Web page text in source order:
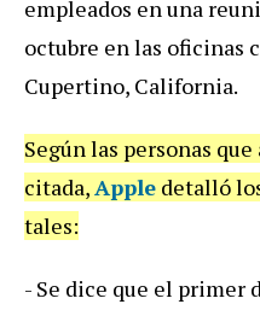
empleados en una
octubre en las oficinas
Cupertino, California.
Según las personas
citada,Apple detalló
tales:
- Se dice que el primer